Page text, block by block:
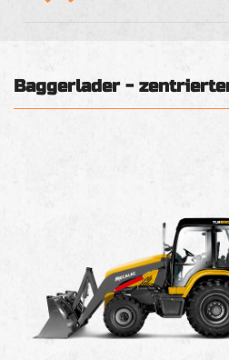
Baggerlader -